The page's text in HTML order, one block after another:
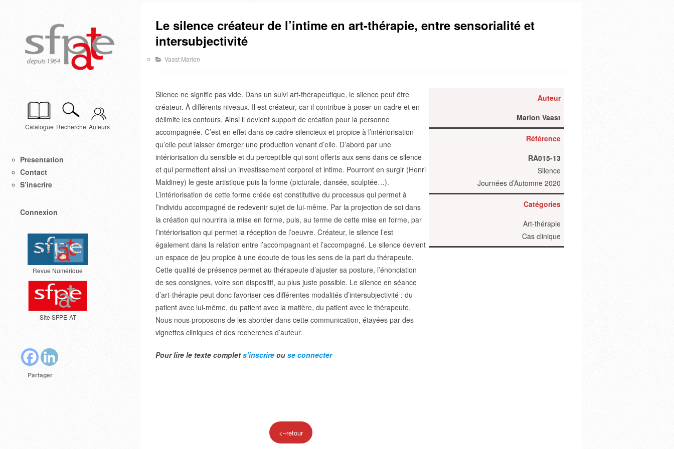
Catalogue Recherche Auteurs
Presentation
Contact
S’inscrire
Connexion
Revue Numérique
Site SFPE-AT
Partager
Le silence créateur de l’intime en art-thérapie, entre sensorialité et
intersubjectivité
Vaast Marion
Silence ne signifie pas vide. Dans un suivi art-thérapeutique, le silence peut être
créateur. À différents niveaux. Il est créateur, car il contribue à poser un cadre et en
délimite les contours. Ainsi il devient support de création pour la personne
accompagnée. C’est en effet dans ce cadre silencieux et propice à l’intériorisation
qu’elle peut laisser émerger une production venant d’elle. D’abord par une
intériorisation du sensible et du perceptible qui sont offerts aux sens dans ce silence
et qui permettent ainsi un investissement corporel et intime. Pourront en surgir (Henri
Maldiney) le geste artistique puis la forme (picturale, dansée, sculptée…).
L’intériorisation de cette forme créée est constitutive du processus qui permet à
l’individu accompagné de redevenir sujet de lui-même. Par la projection de soi dans
la création qui nourrira la mise en forme, puis, au terme de cette mise en forme, par
l’intériorisation qui permet la réception de l’oeuvre. Créateur, le silence l’est
également dans la relation entre l’accompagnant et l’accompagné. Le silence devient
un espace de jeu propice à une écoute de tous les sens de la part du thérapeute.
Cette qualité de présence permet au thérapeute d’ajuster sa posture, l’énonciation
de ses consignes, voire son dispositif, au plus juste possible. Le silence en séance
d’art-thérapie peut donc favoriser ces différentes modalités d’intersubjectivité : du
patient avec lui-même, du patient avec la matière, du patient avec le thérapeute.
Nous nous proposons de les aborder dans cette communication, étayées par des
vignettes cliniques et des recherches d’auteur.
Pour lire le texte complet s’inscrire ou se connecter
<–retour
Auteur
Marion Vaast
Référence
RA015-13
Silence
Journées d’Automne 2020
Catégories
Art-thérapie
Cas clinique